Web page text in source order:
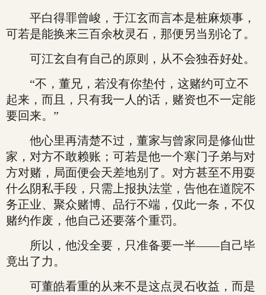
平白得罪曾峻，于江玄而言本是桩麻烦事，
可若是能换来三百余枚灵石，那便另当别论了。
可江玄自有自己的原则，从不会独吞好处。
“不，董兄，若没有你垫付，这赌约可立不
起来，而且，只有我一人的话，赌资也不一定能
要回来。”
他心里再清楚不过，董家与曾家同是修仙世
家，对方不敢赖账；可若是他一个寒门子弟与对
方对赌，局面便会天差地别了。对方甚至不用耍
什么阴私手段，只需上报执法堂，告他在道院不
务正业、聚众赌博、品行不端，仅此一条，不仅
赌约作废，他自己还要落个重罚。
所以，他没全要，只准备要一半——自己毕
竟出了力。
可董皓看重的从来不是这点灵石收益，而是